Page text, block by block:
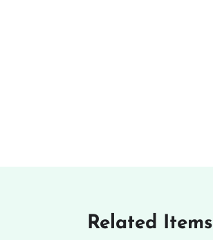
Related Items